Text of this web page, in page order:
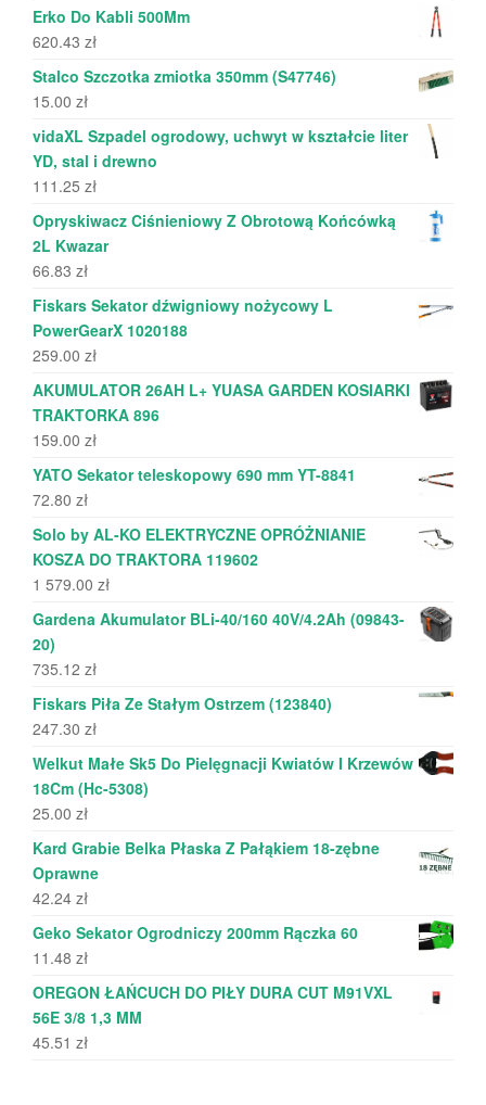
Erko Do Kabli 500Mm
620.43 zł
Stalco Szczotka zmiotka 350mm (S47746)
15.00 zł
vidaXL Szpadel ogrodowy, uchwyt w kształcie liter
YD, stal i drewno
111.25 zł
Opryskiwacz Ciśnieniowy Z Obrotową Końcówką
2L Kwazar
66.83 zł
Fiskars Sekator dźwigniowy nożycowy L
PowerGearX 1020188
259.00 zł
AKUMULATOR 26AH L+ YUASA GARDEN KOSIARKI
TRAKTORKA 896
159.00 zł
YATO Sekator teleskopowy 690 mm YT-8841
72.80 zł
Solo by AL-KO ELEKTRYCZNE OPRÓŻNIANIE
KOSZA DO TRAKTORA 119602
1 579.00 zł
Gardena Akumulator BLi-40/160 40V/4.2Ah (09843-
20)
735.12 zł
Fiskars Piła Ze Stałym Ostrzem (123840)
247.30 zł
Welkut Małe Sk5 Do Pielęgnacji Kwiatów I Krzewów
18Cm (Hc-5308)
25.00 zł
Kard Grabie Belka Płaska Z Pałąkiem 18-zębne
Oprawne
42.24 zł
Geko Sekator Ogrodniczy 200mm Rączka 60
11.48 zł
OREGON ŁAŃCUCH DO PIŁY DURA CUT M91VXL
56E 3/8 1,3 MM
45.51 zł